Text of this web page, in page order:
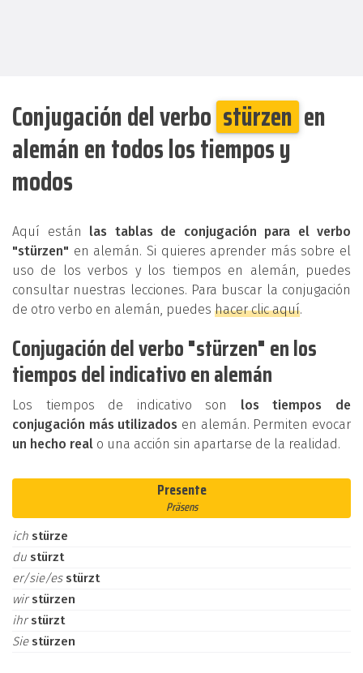
Conjugación del verbo stürzen en
alemán en todos los tiempos y
modos
Aquí están las tablas de conjugación para el verbo
"stürzen" en alemán. Si quieres aprender más sobre el
uso de los verbos y los tiempos en alemán, puedes
consultar nuestras lecciones. Para buscar la conjugación
de otro verbo en alemán, puedes hacer clic aquí.
Conjugación del verbo "stürzen" en los
tiempos del indicativo en alemán
Los tiempos de indicativo son los tiempos de
conjugación más utilizados en alemán. Permiten evocar
un hecho real o una acción sin apartarse de la realidad.
Presente
Präsens
ich stürze
du stürzt
er/sie/es stürzt
wirstürzen
ihrstürzt
Sie stürzen